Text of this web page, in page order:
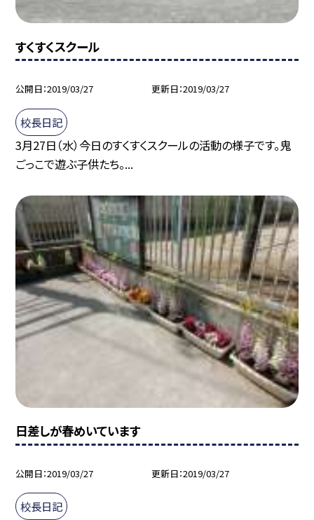
すくすくスクール
公開日 2019/03/27 更新日 2019/03/27
校長日記
3月27日（水）今日のすくすくスクールの活動の様子です。鬼
ごっこで遊ぶ子供たち。...
日差しが春めいています
公開日 2019/03/27 更新日 2019/03/27
校長日記